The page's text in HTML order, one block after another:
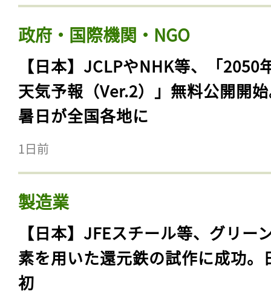
政府・国際機関・NGO
【日本】JCLPやNHK等、「2050
天気予報（Ver.2）」無料公開開
暑日が全国各地に
1日前
製造業
【日本】JFEスチール等、グリー
素を用いた還元鉄の試作に成功。
初